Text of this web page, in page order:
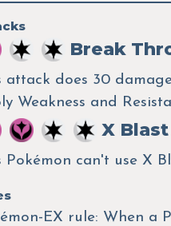
Break
attack does 30
Weakness and
X Blast
Pokémon can't use X
EX rule: When a